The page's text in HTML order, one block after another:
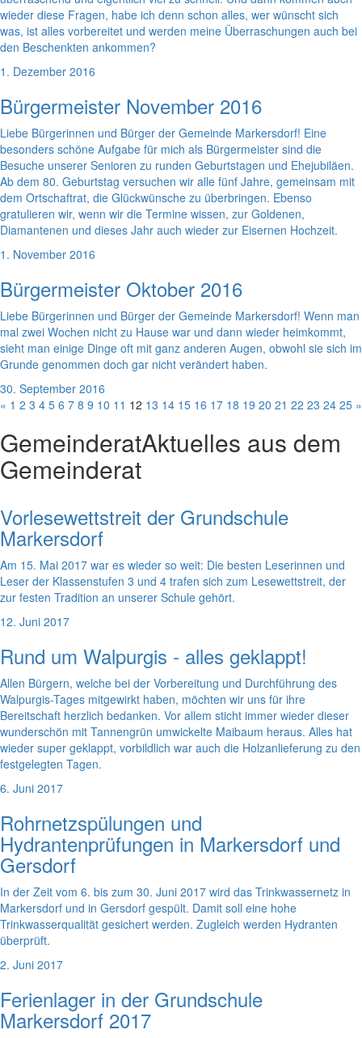
wieder diese Fragen, habe ich denn schon alles, wer wünscht sich
was, ist alles vorbereitet und werden meine Überraschungen auch bei
den Beschenkten ankommen?
1. Dezember 2016
Bürgermeister November 2016
Liebe Bürgerinnen und Bürger der Gemeinde Markersdorf! Eine
besonders schöne Aufgabe für mich als Bürgermeister sind die
Besuche unserer Senioren zu runden Geburtstagen und Ehejubiläen.
Ab dem 80. Geburtstag versuchen wir alle fünf Jahre, gemeinsam mit
dem Ortschaftrat, die Glückwünsche zu überbringen. Ebenso
gratulieren wir, wenn wir die Termine wissen, zur Goldenen,
Diamantenen und dieses Jahr auch wieder zur Eisernen Hochzeit.
1. November 2016
Bürgermeister Oktober 2016
Liebe Bürgerinnen und Bürger der Gemeinde Markersdorf! Wenn man
mal zwei Wochen nicht zu Hause war und dann wieder heimkommt,
sieht man einige Dinge oft mit ganz anderen Augen, obwohl sie sich im
Grunde genommen doch gar nicht verändert haben.
30. September 2016
« 1 2 3 4 5 6 7 8 9 10 11 12 13 14 15 16 17 18 19 20 21 22 23 24 25 »
GemeinderatAktuelles aus dem
Gemeinderat
Vorlesewettstreit der Grundschule
Markersdorf
Am 15. Mai 2017 war es wieder so weit: Die besten Leserinnen und
Leser der Klassenstufen 3 und 4 trafen sich zum Lesewettstreit, der
zur festen Tradition an unserer Schule gehört.
12. Juni 2017
Rund um Walpurgis - alles geklappt!
Allen Bürgern, welche bei der Vorbereitung und Durchführung des
Walpurgis-Tages mitgewirkt haben, möchten wir uns für ihre
Bereitschaft herzlich bedanken. Vor allem sticht immer wieder dieser
wunderschön mit Tannengrün umwickelte Maibaum heraus. Alles hat
wieder super geklappt, vorbildlich war auch die Holzanlieferung zu den
festgelegten Tagen.
6. Juni 2017
Rohrnetzspülungen und
Hydrantenprüfungen in Markersdorf und
Gersdorf
In der Zeit vom 6. bis zum 30. Juni 2017 wird das Trinkwassernetz in
Markersdorf und in Gersdorf gespült. Damit soll eine hohe
Trinkwasserqualität gesichert werden. Zugleich werden Hydranten
überprüft.
2. Juni 2017
Ferienlager in der Grundschule
Markersdorf 2017